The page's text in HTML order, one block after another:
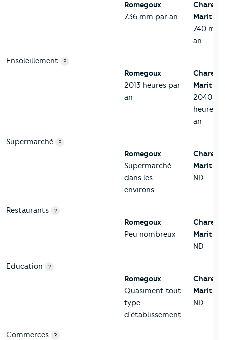
Romegoux
736 mm par an
Maritime
740 mm
an
Ensoleillement ?
Romegoux
2013 heures par
an
Maritime
2040
heures
an
Supermarché ?
Romegoux
Supermarché
dans les
environs
Maritime
ND
Restaurants ?
Romegoux
Peu nombreux
Maritime
ND
Education ?
Romegoux
Quasiment tout
type
d'établissement
Maritime
ND
Commerces ?